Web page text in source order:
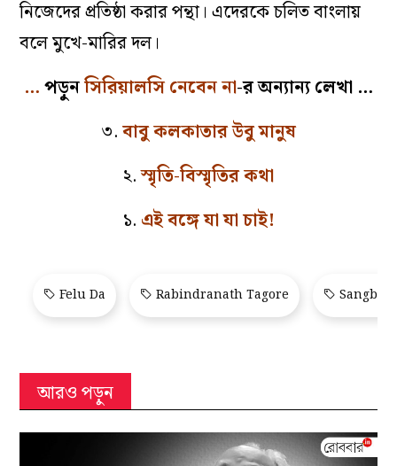
নিজেদের প্রতিষ্ঠা করার পন্থা। এদেরকে চলিত বাংলায়
বলে মুখে-মারির দল।
…পড়ুনসিরিয়ালসি নেবেন না-র অন্যান্য লেখা …
৩.বাবু কলকাতার উবু মানুষ
২.স্মৃতি-বিস্মৃতির কথা
১. এই বঙ্গে যা যা চাই!
Felu Da Rabindranath Tagore
আরও পড়ুন